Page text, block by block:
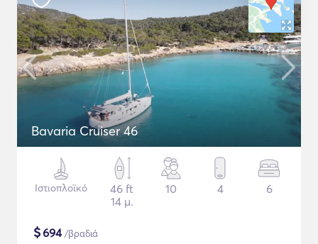
Bavaria Cruiser 46
Ιστιοπλοϊκό
46 ft
14 μ.
10 4 6
$694/βραδιά